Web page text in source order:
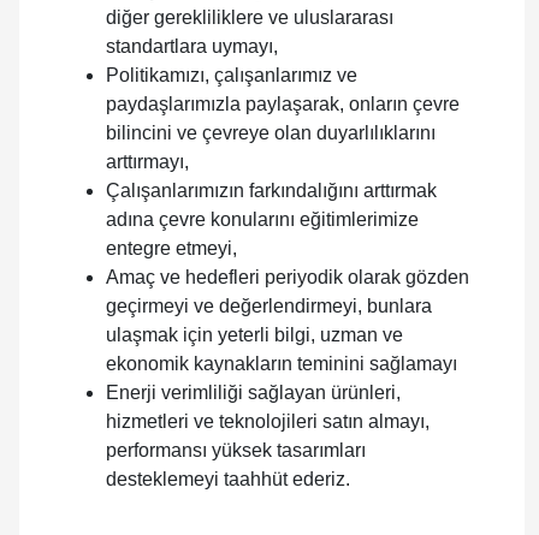
diğer gerekliliklere ve uluslararası
standartlara uymayı,
Politikamızı, çalışanlarımız ve
paydaşlarımızla paylaşarak, onların çevre
bilincini ve çevreye olan duyarlılıklarını
arttırmayı,
Çalışanlarımızın farkındalığını arttırmak
adına çevre konularını eğitimlerimize
entegre etmeyi,
Amaç ve hedefleri periyodik olarak gözden
geçirmeyi ve değerlendirmeyi, bunlara
ulaşmak için yeterli bilgi, uzman ve
ekonomik kaynakların teminini sağlamayı
Enerji verimliliği sağlayan ürünleri,
hizmetleri ve teknolojileri satın almayı,
performansı yüksek tasarımları
desteklemeyi taahhüt ederiz.